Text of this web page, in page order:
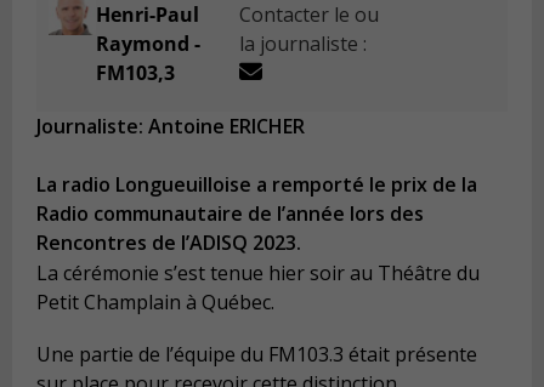
Henri-Paul
Raymond -
FM103,3
Contacter le ou
la journaliste :
Journaliste: Antoine ERICHER
La radio Longueuilloise a remporté le prix de la
Radio communautaire de l’année lors des
Rencontres de l’ADISQ 2023.
La cérémonie s’est tenue hier soir au Théâtre du
Petit Champlain à Québec.
Une partie de l’équipe du FM103.3 était présente